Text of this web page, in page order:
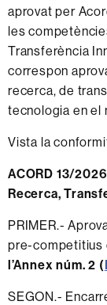
aprovat per
les
Transferència
correspon
recerca, de
tecnologia en el
Vista la
ACORD 13/
Recerca,
PRIMER.-
pre-competitius
l’Annex núm. 2 (
SEGON.-